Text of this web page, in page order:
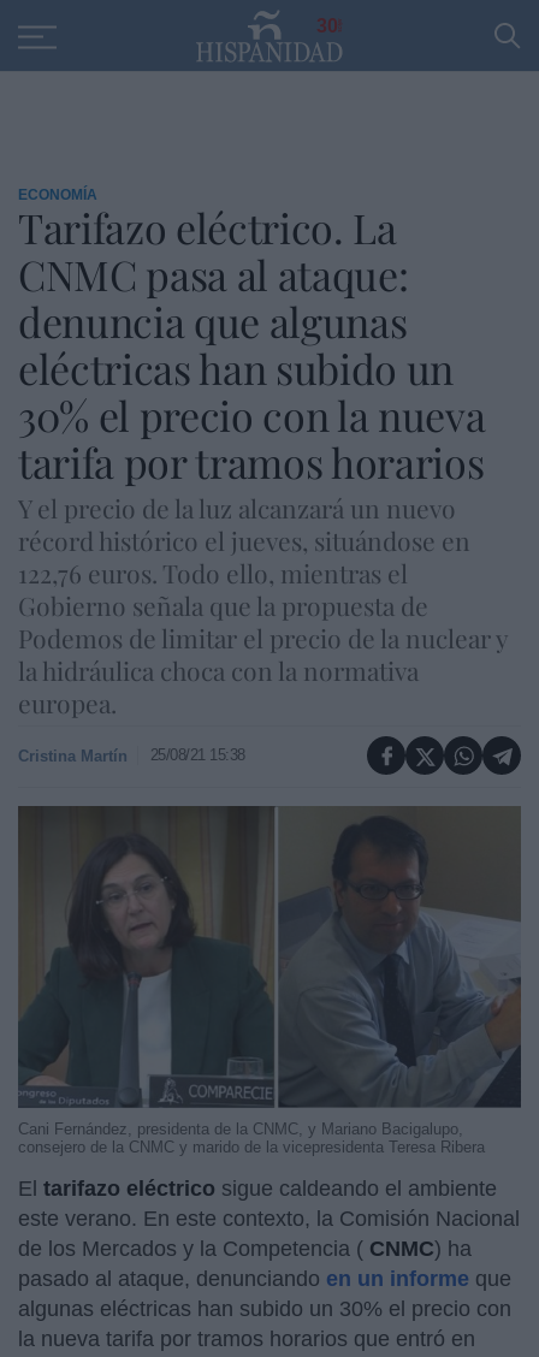
30
ECONOMÍA
Tarifazo eléctrico. La
CNMC pasa al ataque:
denuncia que algunas
eléctricas han subido un
30% el precio con la nueva
tarifa por tramos horarios
Y el precio de la luz alcanzará un nuevo
récord histórico el jueves, situándose en
122,76 euros. Todo ello, mientras el
Gobierno señala que la propuesta de
Podemos de limitar el precio de la nuclear y
la hidráulica choca con la normativa
europea.
Cristina Martín 25/08/21 15:38
Cani Fernández, presidenta de la CNMC, y Mariano Bacigalupo,
consejero de la CNMC y marido de la vicepresidenta Teresa Ribera
El tarifazo eléctrico sigue caldeando el ambiente
este verano. En este contexto, la Comisión Nacional
de los Mercados y la Competencia ( CNMC) ha
pasado al ataque, denunciando en un informe que
algunas eléctricas han subido un 30% el precio con
la nueva tarifa por tramos horarios que entró en